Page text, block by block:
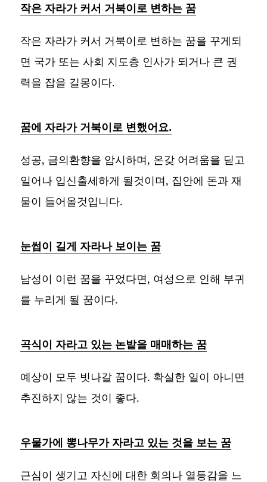
작은 자라가 커서 거북이로 변하는 꿈
작은 자라가 커서 거북이로 변하는 꿈을 꾸게되
면 국가 또는 사회 지도층 인사가 되거나 큰 권
력을 잡을 길몽이다.
꿈에 자라가 거북이로 변했어요.
성공, 금의환향을 암시하며, 온갖 어려움을 딛고
일어나 입신출세하게 될것이며, 집안에 돈과 재
물이 들어올것입니다.
눈썹이 길게 자라나 보이는 꿈
남성이 이런 꿈을 꾸었다면, 여성으로 인해 부귀
를 누리게 될 꿈이다.
곡식이 자라고 있는 논밭을 매매하는 꿈
예상이 모두 빗나갈 꿈이다. 확실한 일이 아니면
추진하지 않는 것이 좋다.
우물가에 뽕나무가 자라고 있는 것을 보는 꿈
근심이 생기고 자신에 대한 회의나 열등감을 느